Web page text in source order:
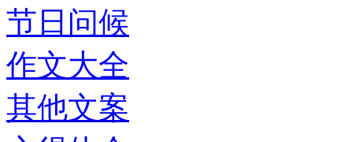
节日问候
作文大全
其他文案